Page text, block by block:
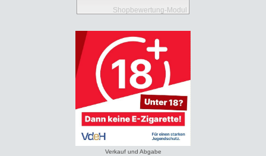
Shopbewertung-Modul
Verkauf und Abgabe